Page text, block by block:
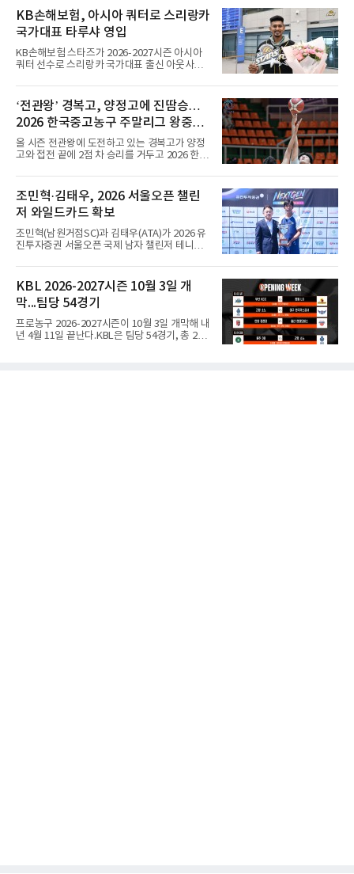
로 3위에 올랐다. 인상은 123㎏으로 8위였고, 합
계 279㎏을 기록해 종합 5위로 대회를 마쳤다.
우승은 인상 134㎏, 용상 157㎏, 합계 291㎏으
로 세 부문을 석권한 베트남의 호앙 상 탁이 차지
했다. 인도의 마하라잔 아루무가판디안이 합계
285㎏(인상 128㎏·용상 157㎏)으로 2위, 카자
KB손해보험, 아시아 쿼터로 스리랑카
국가대표 타루샤 영입
KB손해보험 스타즈가 2026-2027시즌 아시아
쿼터 선수로 스리랑카 국가대표 출신 아웃사이
입했다.타루샤는 국가대표팀 일정을 마치고 10
일 인천국제공항으로 입국했다. 스리랑카 대표
팀 주전 공격수인 그는 195㎝ 신장과 탄력을 바
탕으로 높은 스파이크 타점과 블로킹 능력을 갖
췄다는 평가를 받는다. 지난 7월 파키스탄에서
열린 CAVA 챔피언스컵에서는 팀을 3위로 이끌
며 베스트 윙 스파이커상을 받았다.구단 관계자
도움이 될 것으로 보고 영입했다고 밝혔다.타루
샤는 KB스타즈 합류가 기쁘다며, V리그
‘전관왕’ 경복고, 양정고에 진땀승…
2026 한국중고농구 주말리그 왕중왕
전 8강 진출
올 시즌 전관왕에 도전하고 있는 경복고가 양정
고와 접전 끝에 2점 차 승리를 거두고 2026 한국
복고는 10일 전남 해남 우슬체육관에서 열린 대
회 남고부 16강전에서 송영훈이 29점을 몰아넣
는 맹활약을 펼친 데 힘입어 양정고를 76-74로
물리쳤다.이로써 8강에 오른 경복고는 계성고를
82-56으로 꺾고 올라온 인헌고와 4강 진출을 놓
고 맞붙게 됐다.경복고는 경기 초반부터 양정고
의 적극적인 공세에 고전했다. 1쿼터를 23-23으
다.하지만 후반 들어 양정고의 거센 반격에 밀리
면서 경복고는 승리를 장담할
조민혁·김태우, 2026 서울오픈 챌린
저 와일드카드 확보
조민혁(남원거점SC)과 김태우(ATA)가 2026 유
진투자증권 서울오픈 국제 남자 챌린저 테니스
회는 10일 조민혁이 본선, 김태우가 예선 와일드
카드를 받았다고 밝혔다. 두 선수는 지난 3일부
터 7일까지 서울 해비치 강동 테니스클럽에서
열린 유진투자증권 넥스트젠 인비테이셔널 로드
투 서울오픈 결승에 진출해 출전권을 얻었
다.2009년생 조민혁은 결승에서 동갑내기 김태
우를 2-0(6-3 6-3)으로 꺾고 우승해 상금 500만
KBL 2026-2027시즌 10월 3일 개
막...팀당 54경기
프로농구 2026-2027시즌이 10월 3일 개막해 내
년 4월 11일 끝난다.KBL은 팀당 54경기, 총 270